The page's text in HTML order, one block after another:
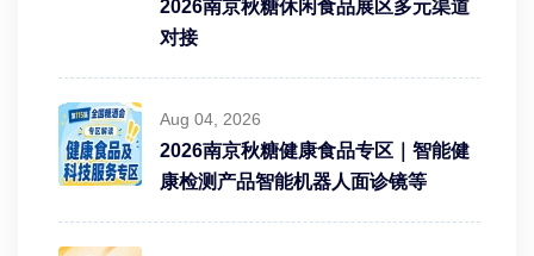
2026南京秋糖休闲食品展区多元渠道
对接
Aug 04, 2026
2026南京秋糖健康食品专区｜智能健
康检测产品智能机器人面诊镜等